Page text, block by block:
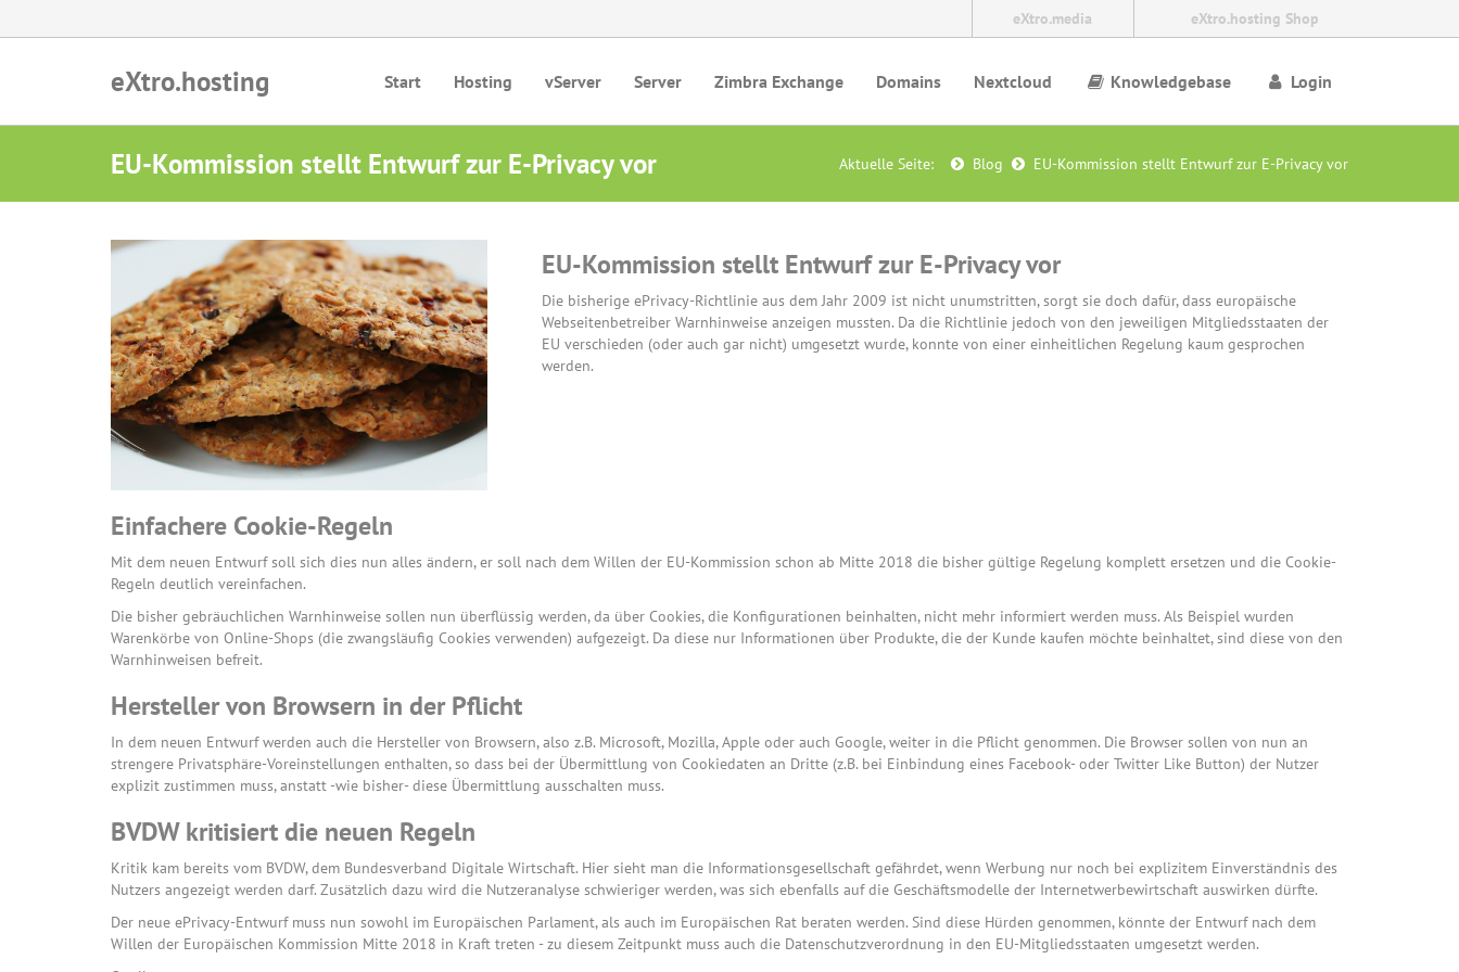
eXtro.media eXtro.hosting Shop
eXtro.hosting Start Hosting vServer Server Zimbra Exchange Domains Nextcloud Knowledgebase Login
EU-Kommission stellt Entwurf zur E-Privacy vor Aktuelle Seite: Blog EU-Kommission stellt Entwurf zur E-Privacy vor
EU-Kommission stellt Entwurf zur E-Privacy vor
Die bisherige ePrivacy-Richtlinie aus dem Jahr 2009 ist nicht unumstritten, sorgt sie doch dafür, dass europäische
Webseitenbetreiber Warnhinweise anzeigen mussten. Da die Richtlinie jedoch von den jeweiligen Mitgliedsstaaten der
EU verschieden (oder auch gar nicht) umgesetzt wurde, konnte von einer einheitlichen Regelung kaum gesprochen
werden.
Einfachere Cookie-Regeln
Mit dem neuen Entwurf soll sich dies nun alles ändern, er soll nach dem Willen der EU-Kommission schon ab Mitte 2018 die bisher gültige Regelung komplett ersetzen und die Cookie-
Regeln deutlich vereinfachen.
Die bisher gebräuchlichen Warnhinweise sollen nun überflüssig werden, da über Cookies, die Konfigurationen beinhalten, nicht mehr informiert werden muss. Als Beispiel wurden
Warenkörbe von Online-Shops (die zwangsläufig Cookies verwenden) aufgezeigt. Da diese nur Informationen über Produkte, die der Kunde kaufen möchte beinhaltet, sind diese von den
Warnhinweisen befreit.
Hersteller von Browsern in der Pflicht
In dem neuen Entwurf werden auch die Hersteller von Browsern, also z.B. Microsoft, Mozilla, Apple oder auch Google, weiter in die Pflicht genommen. Die Browser sollen von nun an
strengere Privatsphäre-Voreinstellungen enthalten, so dass bei der Übermittlung von Cookiedaten an Dritte (z.B. bei Einbindung eines Facebook- oder Twitter Like Button) der Nutzer
explizit zustimmen muss, anstatt -wie bisher- diese Übermittlung ausschalten muss.
BVDW kritisiert die neuen Regeln
Kritik kam bereits vom BVDW, dem Bundesverband Digitale Wirtschaft. Hier sieht man die Informationsgesellschaft gefährdet, wenn Werbung nur noch bei explizitem Einverständnis des
Nutzers angezeigt werden darf. Zusätzlich dazu wird die Nutzeranalyse schwieriger werden, was sich ebenfalls auf die Geschäftsmodelle der Internetwerbewirtschaft auswirken dürfte.
Der neue ePrivacy-Entwurf muss nun sowohl im Europäischen Parlament, als auch im Europäischen Rat beraten werden. Sind diese Hürden genommen, könnte der Entwurf nach dem
Willen der Europäischen Kommission Mitte 2018 in Kraft treten - zu diesem Zeitpunkt muss auch die Datenschutzverordnung in den EU-Mitgliedsstaaten umgesetzt werden.